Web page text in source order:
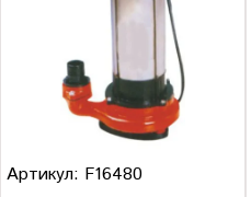
Артикул: F16480